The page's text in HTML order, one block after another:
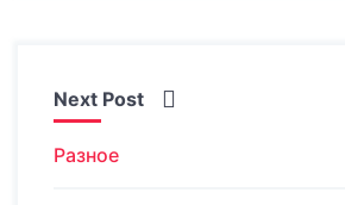
Next Post
Разное